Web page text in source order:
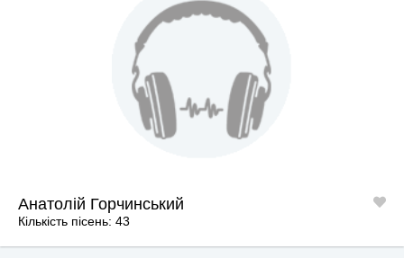
Анатолій Горчинський
Кількість пісень: 43